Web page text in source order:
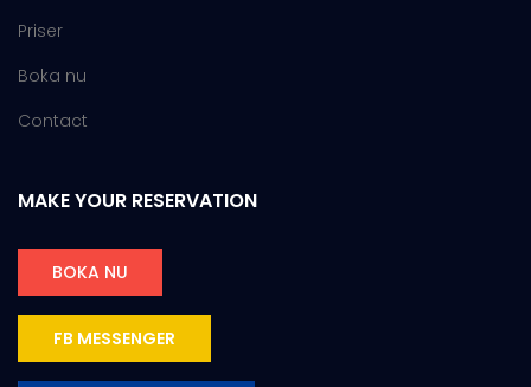
Priser
Boka nu
Contact
MAKE YOUR RESERVATION
BOKA NU
FB MESSENGER